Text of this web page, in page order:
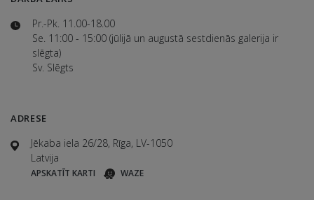
Pr.-Pk. 11.00-18.00
Se. 11:00 - 15:00 (jūlijā un augustā sestdienās galerija ir
slēgta)
Sv. Slēgts
ADRESE
Jēkaba iela 26/28, Rīga, LV-1050
Latvija
APSKATĪT KARTI WAZE